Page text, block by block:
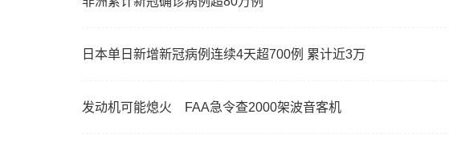
日本单日新增新冠病例连续4天超700例 累计近3万
发动机可能熄火 FAA急令查2000架波音客机